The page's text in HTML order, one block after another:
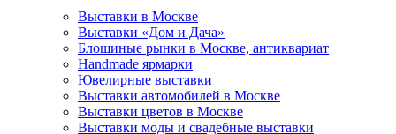
Выставки в Москве
Выставки «Дом и Дача»
Блошиные рынки в Москве, антиквариат
Handmade ярмарки
Ювелирные выставки
Выставки автомобилей в Москве
Выставки цветов в Москве
Выставки моды и свадебные выставки